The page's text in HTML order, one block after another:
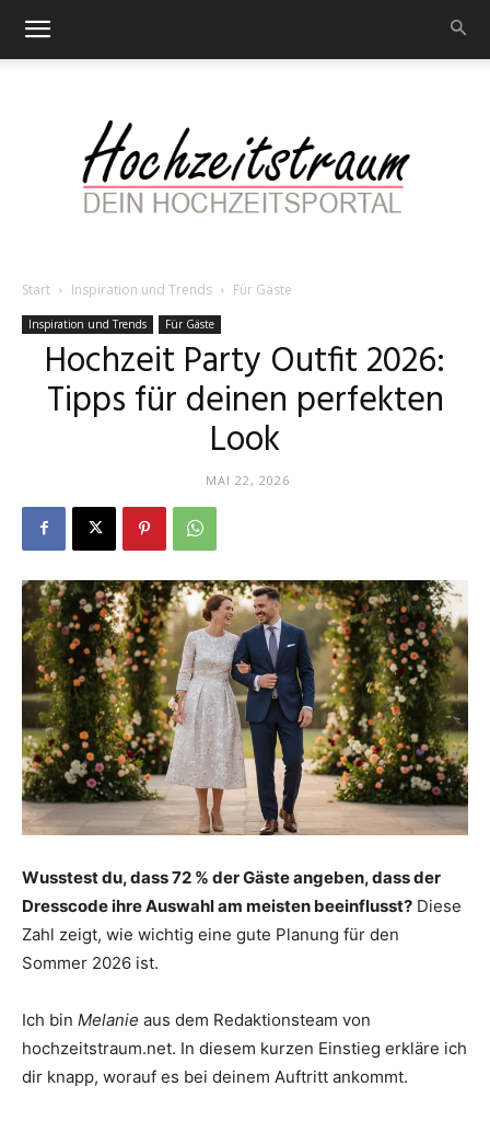
–
Portal
rund
um
das
Start Inspiration und Trends Für Gäste
Inspiration und Trends Für Gäste
Hochzeit Party Outfit 2026:
Tipps für deinen perfekten
Look
MAI 22, 2026
Wusstest du, dass 72 % der Gäste angeben, dass der
Dresscode ihre Auswahl am meisten beeinflusst? Diese
Zahl zeigt, wie wichtig eine gute Planung für den
Sommer 2026 ist.
Ich bin Melanie aus dem Redaktionsteam von
hochzeitstraum.net. In diesem kurzen Einstieg erkläre ich
dir knapp, worauf es bei deinem Auftritt ankommt.